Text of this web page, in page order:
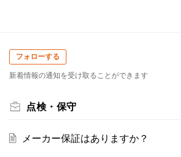
フォローする
新着情報の通知を受け取ることができます
点検・保守
メーカー保証はありますか？